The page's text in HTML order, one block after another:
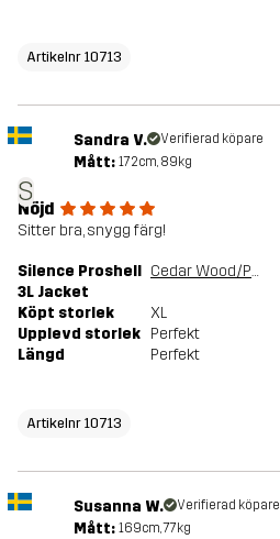
Artikelnr 10713
S
Sandra V. Verifierad köpare
Mått: 172cm, 89kg
Nöjd
Sitter bra, snygg färg!
Silence Proshell
3L Jacket
Cedar Wood/Pink Mahogany
Köpt storlek
XL
Upplevd storlek Perfekt
Längd
Perfekt
Artikelnr 10713
Susanna W. Verifierad köpare
Mått: 169cm, 77kg